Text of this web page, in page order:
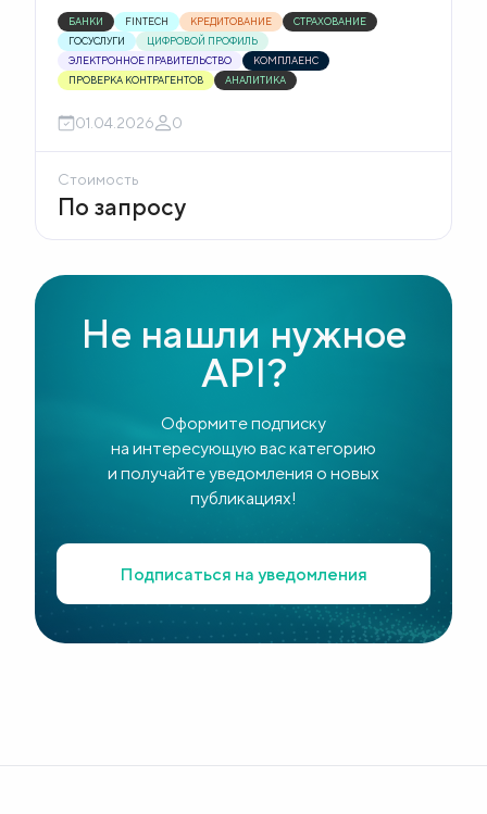
БАНКИ FINTECH КРЕДИТОВАНИЕ
СТРАХОВАНИЕ
ГОСУСЛУГИ
ЦИФРОВОЙ ПРОФИЛЬ
ЭЛЕКТРОННОЕ ПРАВИТЕЛЬСТВО
КОМПЛАЕНС
ПРОВЕРКА КОНТРАГЕНТОВ
АНАЛИТИКА
01.04.2026 0
Стоимость
По запросу
Не нашли нужное
API?
Оформите подписку
на интересующую вас категорию
и получайте уведомления о новых
публикациях!
Подписаться на уведомления